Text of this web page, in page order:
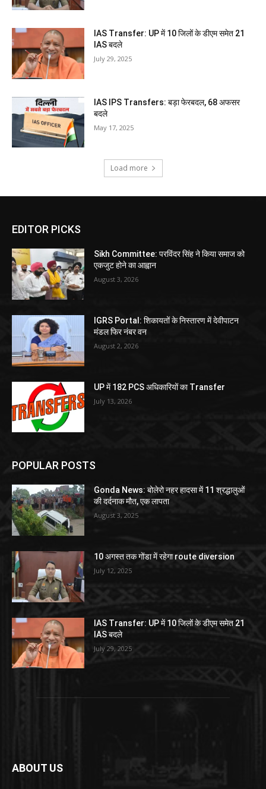
IAS Transfer: UP में 10 जिलों के डीएम समेत 21
IAS बदले
July 29, 2025
IAS IPS Transfers: बड़ा फेरबदल, 68 अफसर
बदले
May 17, 2025
Load more
EDITOR PICKS
Sikh Committee: परविंदर सिंह ने किया समाज को
एकजुट होने का आह्वान
August 3, 2026
IGRS Portal: शिकायतों के निस्तारण में देवीपाटन
मंडल फिर नंबर वन
August 2, 2026
UP में 182 PCS अधिकारियों का Transfer
July 13, 2026
POPULAR POSTS
Gonda News: बोलेरो नहर हादसा में 11 श्रद्धालुओं
की दर्दनाक मौत, एक लापता
August 3, 2025
10 अगस्त तक गोंडा में रहेगा route diversion
July 12, 2025
IAS Transfer: UP में 10 जिलों के डीएम समेत 21
IAS बदले
July 29, 2025
ABOUT US